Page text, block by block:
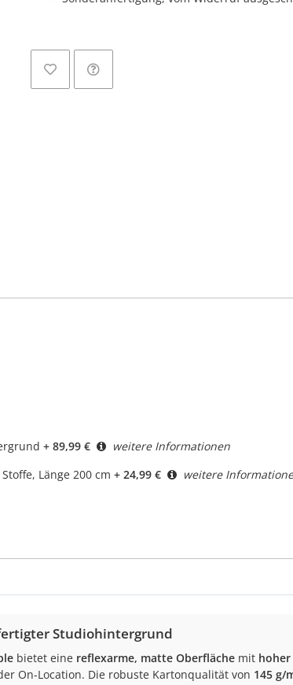
+ 89,99 €
weitere Informationen
Länge 200 cm + 24,99 €
weitere
Studiohintergrund
bietet eine reflexarme, matte Oberfläche mit
On-Location. Die robuste Kartonqualität von 145 g/